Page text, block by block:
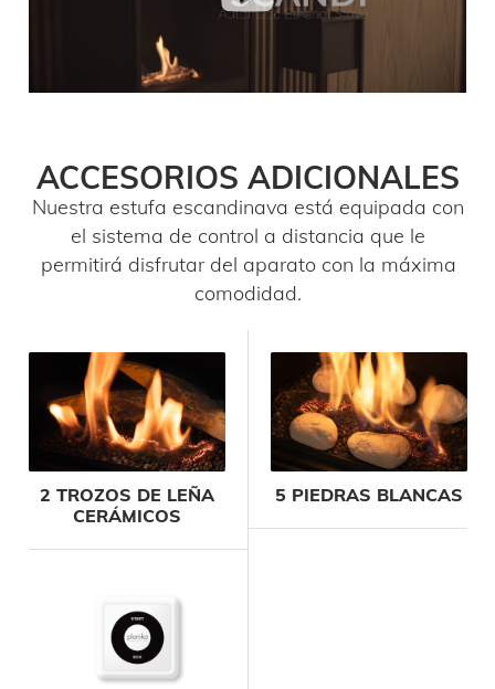
ACCESORIOS ADICIONALES
Nuestra estufa escandinava está equipada con
el sistema de control a distancia que le
permitirá disfrutar del aparato con la máxima
comodidad.
2 TROZOS DE LEÑA
CERÁMICOS
5 PIEDRAS BLANCAS